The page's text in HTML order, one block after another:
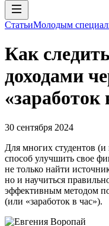
СтатьиМолодым
Как
доходами
«заработок
30 сентября 2024
Для многих студентов
способ улучшить свое
не только найти
но и научиться
эффективным методом
(или «заработок в час»).